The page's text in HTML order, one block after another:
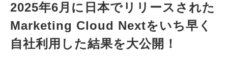
2025年6月に日本でリリースされた
Marketing Cloud Nextをいち早く
自社利用した結果を大公開！